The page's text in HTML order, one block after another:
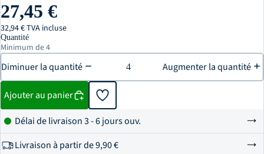
27,45 €
32,94 € TVA incluse
Quantité
Minimum de 4
Diminuer la quantité Augmenter la quantité
Ajouter au panier
Délai de livraison 3 - 6 jours ouv.
Livraison à partir de9,90 €